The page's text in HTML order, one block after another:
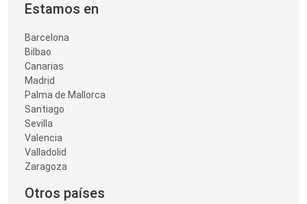
Estamos en
Barcelona
Bilbao
Canarias
Madrid
Palma de Mallorca
Santiago
Sevilla
Valencia
Valladolid
Zaragoza
Otros países